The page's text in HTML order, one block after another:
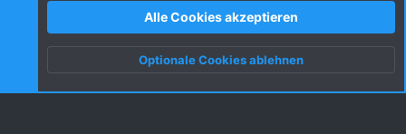
Nutzungsbedingungen
Datenschutz
S
Oben Unten
Alle Cookies akzeptieren
Optionale Cookies ablehnen